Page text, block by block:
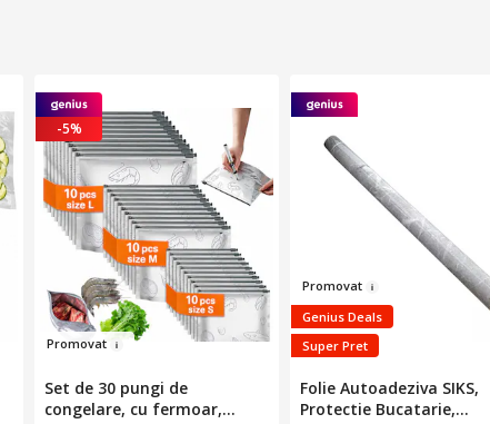
-5%
Promovat
Set de 30 pungi de
congelare, cu fermoar,
Promovat
Genius Deals
Super Pret
Folie Autoadeziva SIKS,
Protectie Bucatarie,